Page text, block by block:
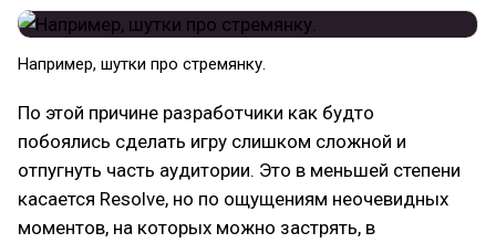
Например, шутки про стремянку.
По этой причине разработчики как будто
побоялись сделать игру слишком сложной и
отпугнуть часть аудитории. Это в меньшей степени
касается Resolve, но по ощущениям неочевидных
моментов, на которых можно застрять, в